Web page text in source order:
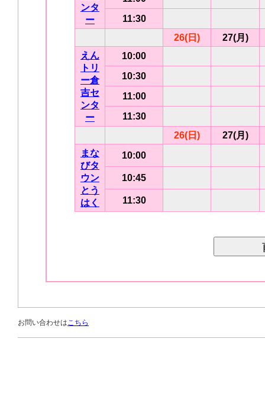
ンタ
ー
11:30
26(日)
27(月)
えん
トリ
ー倉
吉セ
ンタ
ー
10:00
10:30
11:00
11:30
26(日)
27(月)
まな
びタ
ウン
とう
はく
10:00
10:45
11:30
お問い合わせはこちら